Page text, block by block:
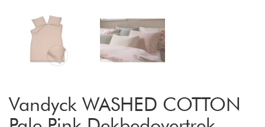
Vandyck WASHED COTTON